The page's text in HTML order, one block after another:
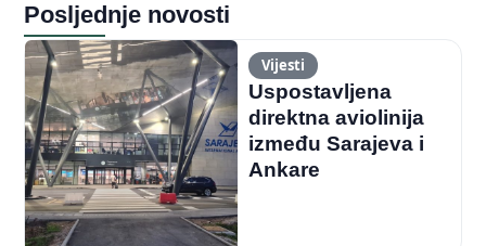
Posljednje novosti
Vijesti
Uspostavljena
direktna aviolinija
između Sarajeva i
Ankare